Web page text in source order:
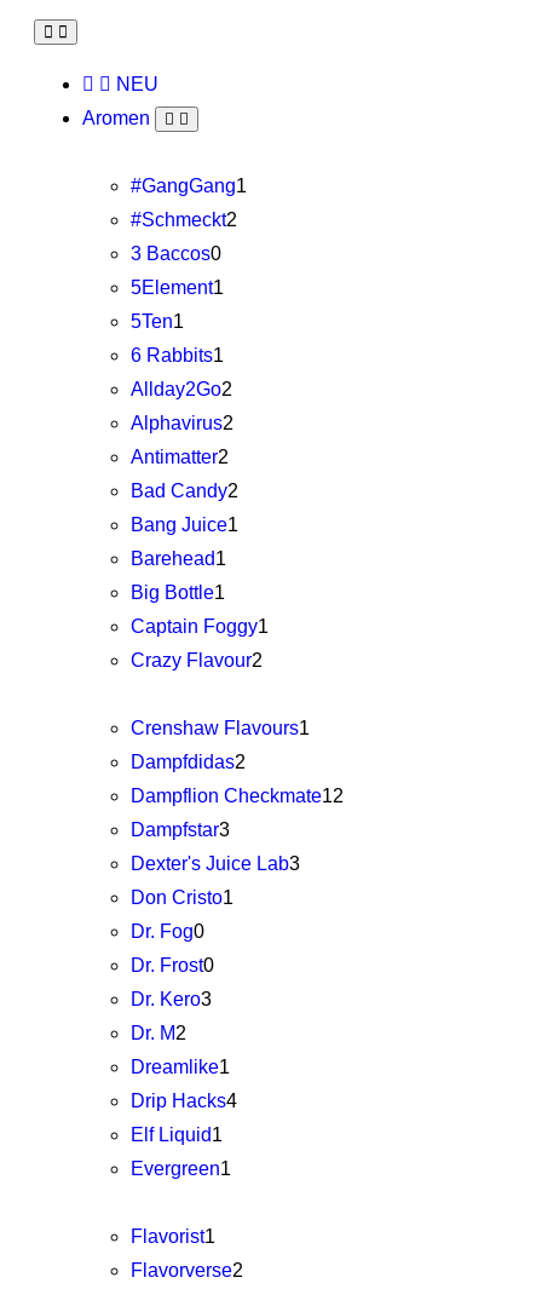
NEU
Aromen
#GangGang1
#Schmeckt2
3 Baccos0
5Element1
5Ten1
6 Rabbits1
Allday2Go2
Alphavirus2
Antimatter2
Bad Candy2
Bang Juice1
Barehead1
Big Bottle1
Captain Foggy1
Crazy Flavour2
Crenshaw Flavours1
Dampfdidas2
Dampflion Checkmate12
Dampfstar3
Dexter's Juice Lab3
Don Cristo1
Dr. Fog0
Dr. Frost0
Dr. Kero3
Dr. M2
Dreamlike1
Drip Hacks4
Elf Liquid1
Evergreen1
Flavorist1
Flavorverse2